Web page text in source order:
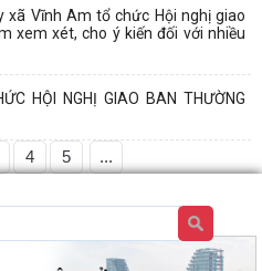
Vĩnh Am tổ chức Hội nghị giao
xem xét, cho ý kiến đối với nhiều
HỘI NGHỊ GIAO BAN THƯỜNG
4 5 ...